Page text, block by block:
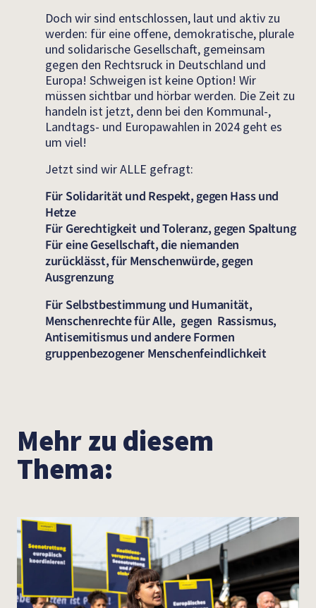
Doch wir sind entschlossen, laut und aktiv zu
werden: für eine offene, demokratische, plurale
und solidarische Gesellschaft, gemeinsam
gegen den Rechtsruck in Deutschland und
Europa! Schweigen ist keine Option! Wir
müssen sichtbar und hörbar werden. Die Zeit zu
handeln ist jetzt, denn bei den Kommunal-,
Landtags- und Europawahlen in 2024 geht es
um viel!
Jetzt sind wir ALLE gefragt:
Für Solidarität und Respekt, gegen Hass und
Hetze
Für Gerechtigkeit und Toleranz, gegen Spaltung
Für eine Gesellschaft, die niemanden
zurücklässt, für Menschenwürde, gegen
Ausgrenzung
Für Selbstbestimmung und Humanität,
Menschenrechte für Alle, gegen Rassismus,
Antisemitismus und andere Formen
gruppenbezogener Menschenfeindlichkeit
Mehr zu diesem
Thema: